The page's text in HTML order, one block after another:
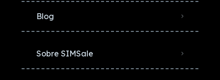
Blog
Sobre SIMSale